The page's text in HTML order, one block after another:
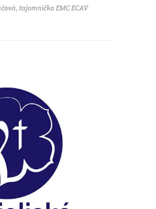
tajomníčka EMC ECAV